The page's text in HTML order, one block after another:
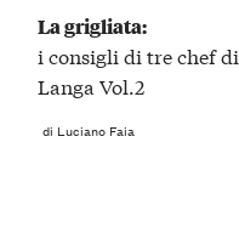
La grigliata:
i consigli di tre chef di
Langa Vol.2
di Luciano Faia